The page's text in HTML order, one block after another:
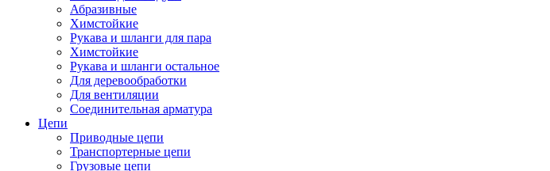
Абразивные
Химстойкие
Рукава и шланги для пара
Химстойкие
Рукава и шланги остальное
Для деревообработки
Для вентиляции
Соединительная арматура
Цепи
Приводные цепи
Транспортерные цепи
Грузовые цепи